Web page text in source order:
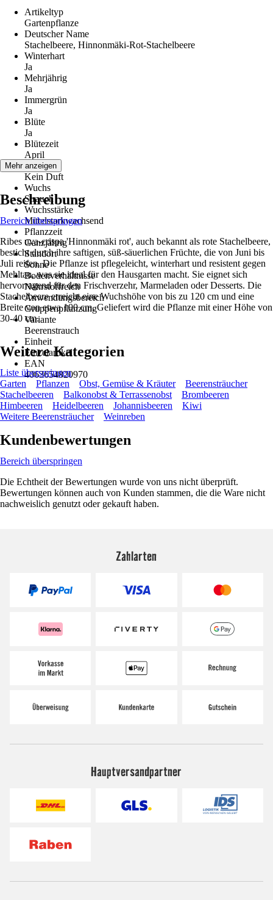
Artikeltyp
Gartenpflanze
Deutscher Name
Stachelbeere, Hinnonmäki-Rot-Stachelbeere
Winterhart
Ja
Mehrjährig
Ja
Immergrün
Ja
Blüte
Ja
Blütezeit
April
Duft
Kein Duft
Wuchs
Strauch
Wuchsstärke
Mittelstarkwachsend
Pflanzzeit
Ganzjährig
Standort
Sonne
Bodenverhältnisse
Nährstoffreich
Anwendungsbereich
Gruppenpflanzung
Variante
Beerenstrauch
Einheit
Einzelartikel
EAN
4063654820970
Mehr anzeigen
Beschreibung
Bereich überspringen
Ribes uva-crispa 'Hinnonmäki rot', auch bekannt als rote Stachelbeere,
besticht durch ihre saftigen, süß-säuerlichen Früchte, die von Juni bis
Juli reifen. Die Pflanze ist pflegeleicht, winterhart und resistent gegen
Mehltau, was sie ideal für den Hausgarten macht. Sie eignet sich
hervorragend für den Frischverzehr, Marmeladen oder Desserts. Die
Stachelbeere erreicht eine Wuchshöhe von bis zu 120 cm und eine
Breite von etwa 100 cm. Geliefert wird die Pflanze mit einer Höhe von
30-40 cm.
Weitere Kategorien
Liste überspringen
Garten
Pflanzen Obst, Gemüse & Kräuter
Beerensträucher
Stachelbeeren
Balkonobst & Terrassenobst
Brombeeren
Himbeeren
Heidelbeeren Johannisbeeren
Kiwi
Weitere Beerensträucher
Weinreben
Kundenbewertungen
Bereich überspringen
Die Echtheit der Bewertungen wurde von uns nicht überprüft.
Bewertungen können auch von Kunden stammen, die die Ware nicht
nachweislich genutzt oder gekauft haben.
Zahlarten
Hauptversandpartner